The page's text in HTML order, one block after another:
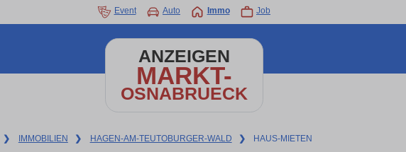
Event Auto Immo Job
ANZEIGEN
MARKT-
OSNABRUECK
❯ IMMOBILIEN ❯ HAGEN-AM-TEUTOBURGER-WALD ❯ HAUS-MIETEN